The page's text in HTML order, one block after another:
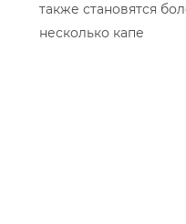
также становятся
несколько капе